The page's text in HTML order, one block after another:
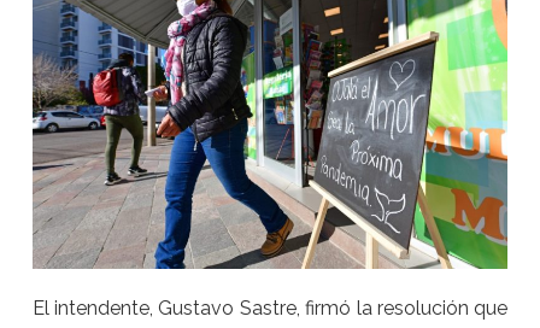
El intendente, Gustavo Sastre, firmó la resolución que